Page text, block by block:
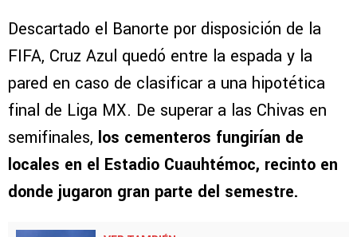
Descartado el Banorte por disposición de la
FIFA, Cruz Azul quedó entre la espada y la
pared en caso de clasificar a una hipotética
final de Liga MX. De superar a las Chivas en
semifinales, los cementeros fungirían de
locales en el Estadio Cuauhtémoc, recinto en
donde jugaron gran parte del semestre.